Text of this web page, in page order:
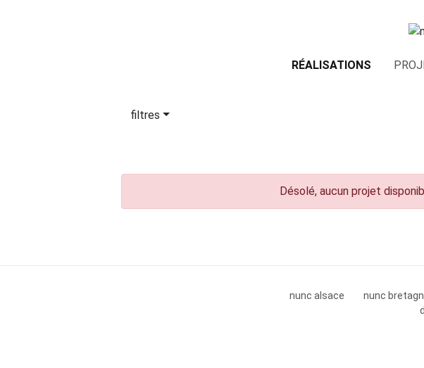
RÉALISATIONS
filtres
Désolé, aucun projet
nunc alsace nunc